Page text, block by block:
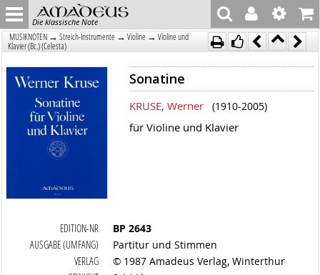
Die klassische Note
MUSIKNOTEN → Streich-Instrumente → Violine → Violine und
Klavier (Bc.) (Celesta)
Sonatine
KRUSE, Werner (1910-2005)
für Violine und Klavier
EDITION-NR
BP 2643
AUSGABE (UMFANG)
Partitur und Stimmen
VERLAG
© 1987 Amadeus Verlag, Winterthur